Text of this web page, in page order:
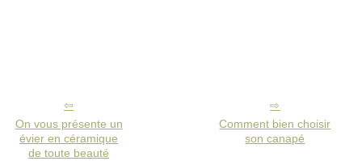
On vous présente un
évier en céramique
de toute beauté
Comment bien choisir
son canapé